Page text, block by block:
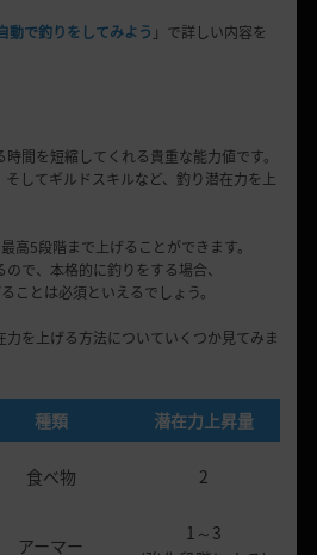
動で釣りをしてみよう 」で詳しい内容を
間を短縮してくれる貴重な能力値です。
してギルドスキルなど、釣り潜在力を上
高5段階まで上げることができます。
で、本格的に釣りをする場合、
ことは必須といえるでしょう。
を上げる方法についていくつか見てみま
種類
潜在力上昇量
食べ物 2
アーマー
1～3